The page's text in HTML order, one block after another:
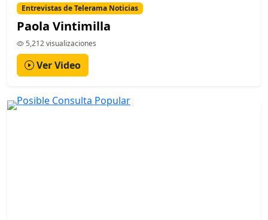
Entrevistas de Telerama Noticias
Paola Vintimilla
5,212 visualizaciones
Ver Video